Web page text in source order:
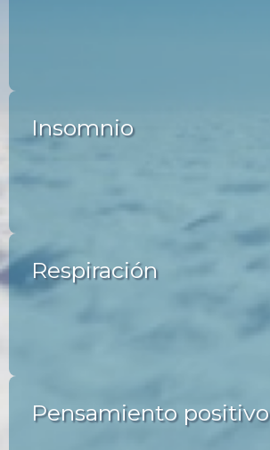
Insomnio
Respiración
Pensamiento positivo